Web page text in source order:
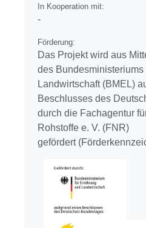
In Kooperation mit:
-
Förderung:
Das Projekt wird aus
des Bundesministeriums
Landwirtschaft (BMEL)
Beschlusses des
durch die Fachagentur
Rohstoffe e. V. (FNR)
gefördert